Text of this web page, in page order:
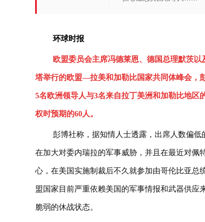
环球时报
欧盟委员会主席冯德莱恩、德国总理默茨
塔举行的欧盟—拉美和加勒比国家共同体峰会，
5名欧洲领导人与3名来自拉丁美洲和加勒比地
权时预期的60人。
彭博社称，据知情人士透露，出席人数偏
在加大对委内瑞拉的军事威胁，并且在最近对佩
心，在美国实施制裁后不久就参加由哥伦比亚总
盟国家目前严重依赖美国的军事情报和武器供应
脆弱的休战状态。